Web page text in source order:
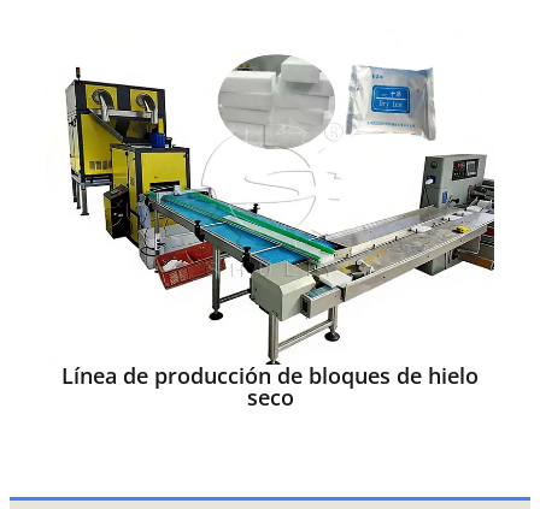
Línea de producción de bloques de hielo
seco